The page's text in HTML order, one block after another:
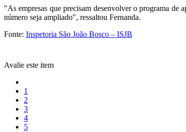
"As empresas que precisam desenvolver o programa de
número seja ampliado", ressaltou Fernanda.
Fonte: Inspetoria São João Bosco – ISJB
Avalie este item
1
2
3
4
5